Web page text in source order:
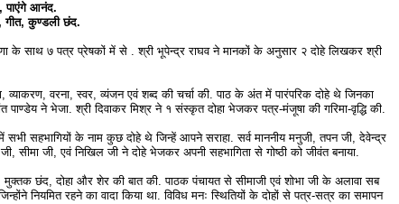
पाएंगे आनंद.
गीत, कुण्डली छंद.
के साथ ७ पत्र प्रेषकों में से . श्री भूपेन्द्र राघव ने मानकों के अनुसार २ दोहे लिखकर श्री
व्याकरण, वरना, स्वर, व्यंजन एवं शब्द की चर्चा की. पाठ के अंत में पारंपरिक दोहे थे जिनका
पाण्डेय ने भेजा. श्री दिवाकर मिश्र ने १ संस्कृत दोहा भेजकर पत्र-मंजूषा की गरिमा-वृद्धि की.
सहभागियों के नाम कुछ दोहे थे जिन्हें आपने सराहा. सर्व माननीय मनुजी, तपन जी, देवेन्द्र
सीमा जी, एवं निखिल जी ने दोहे भेजकर अपनी सहभागिता से गोष्ठी को जीवंत बनाया.
छंद, दोहा और शेर की बात की. पाठक पंचायत से सीमाजी एवं शोभा जी के अलावा सब
नियमित रहने का वादा किया था. विविध मनः स्थितियों के दोहों से पत्र-सत्र का समापन